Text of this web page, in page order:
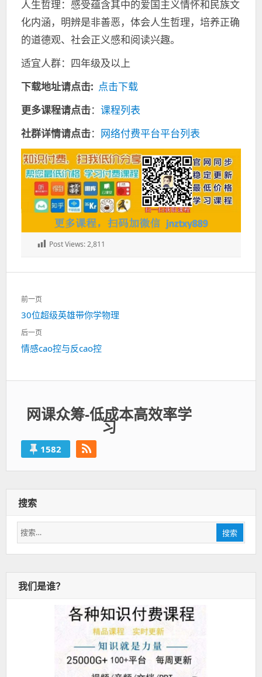
人生哲理：感受蕴含其中的爱国主义情怀和民族文
化内涵，明辨是非善恶，体会人生哲理，培养正确
的道德观、社会正义感和阅读兴趣。
适宜人群：四年级及以上
下载地址请点击: 点击下载
更多课程请点击： 课程列表
社群详情请点击： 网络付费平台平台列表
Post Views:2,811
文
章
导
航
前一页
上
一
30位超级英雄带你学物理
后一页
下
情感cao控与反cao控
网课众筹-低成本高效率学
习
1582
搜索
搜
索：
搜索
我们是谁？